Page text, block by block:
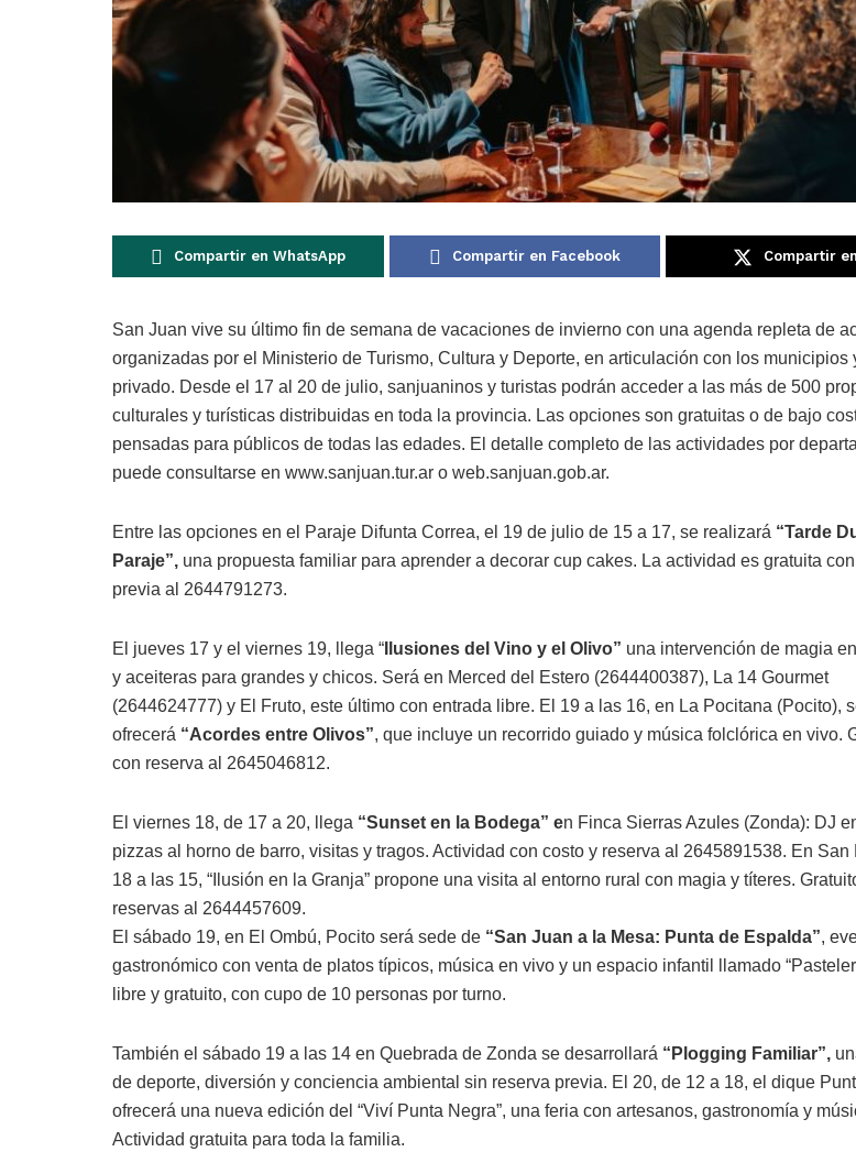
Compartir en WhatsApp Compartir en Facebook Compartir
San Juan vive su último fin de semana de vacaciones de invierno con una agenda repleta de
organizadas por el Ministerio de Turismo, Cultura y Deporte, en articulación con los municipios
privado. Desde el 17 al 20 de julio, sanjuaninos y turistas podrán acceder a las más de 500
culturales y turísticas distribuidas en toda la provincia. Las opciones son gratuitas o de bajo
pensadas para públicos de todas las edades. El detalle completo de las actividades por
puede consultarse en www.sanjuan.tur.ar o web.sanjuan.gob.ar.
Entre las opciones en el Paraje Difunta Correa, el 19 de julio de 15 a 17, se realizará “Tarde
Paraje”, una propuesta familiar para aprender a decorar cup cakes. La actividad es gratuita
previa al 2644791273.
El jueves 17 y el viernes 19, llega “ Ilusiones del Vino y el Olivo” una intervención de magia
y aceiteras para grandes y chicos. Será en Merced del Estero (2644400387), La 14 Gourmet
(2644624777) y El Fruto, este último con entrada libre. El 19 a las 16, en La Pocitana (Pocito),
ofrecerá “Acordes entre Olivos”, que incluye un recorrido guiado y música folclórica en vivo.
con reserva al 2645046812.
El viernes 18, de 17 a 20, llega “Sunset en la Bodega” en Finca Sierras Azules (Zonda): DJ
pizzas al horno de barro, visitas y tragos. Actividad con costo y reserva al 2645891538. En San
18 a las 15, “Ilusión en la Granja” propone una visita al entorno rural con magia y títeres.
reservas al 2644457609.
El sábado 19, en El Ombú, Pocito será sede de “San Juan a la Mesa: Punta de Espalda”,
gastronómico con venta de platos típicos, música en vivo y un espacio infantil llamado
libre y gratuito, con cupo de 10 personas por turno.
También el sábado 19 a las 14 en Quebrada de Zonda se desarrollará “Plogging Familiar”,
de deporte, diversión y conciencia ambiental sin reserva previa. El 20, de 12 a 18, el dique
ofrecerá una nueva edición del “Viví Punta Negra”, una feria con artesanos, gastronomía y
Actividad gratuita para toda la familia.